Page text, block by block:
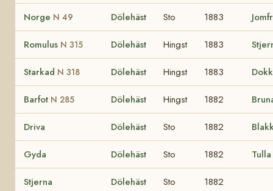
Norge N 49 Dölehäst Sto 1883
Romulus N 315 Dölehäst Hingst 1883
Starkad N 318 Dölehäst Hingst 1883
Barfot N 285 Dölehäst Hingst 1882
Driva Dölehäst Sto 1882
Gyda Dölehäst Sto 1882 Tulla
Stjerna Dölehäst Sto 1882